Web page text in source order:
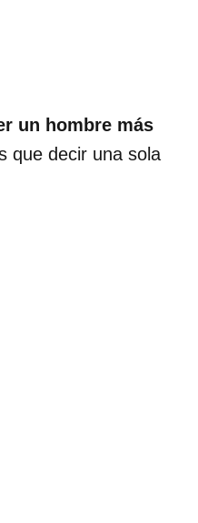
un hombre más
que decir una sola